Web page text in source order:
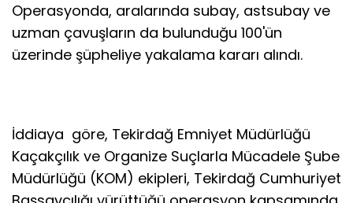
Operasyonda, aralarında subay, astsubay ve
uzman çavuşların da bulunduğu 100'ün
üzerinde şüpheliye yakalama kararı alındı.
İddiaya göre, Tekirdağ Emniyet Müdürlüğü
Kaçakçılık ve Organize Suçlarla Mücadele Şube
Müdürlüğü (KOM) ekipleri, Tekirdağ Cumhuriyet